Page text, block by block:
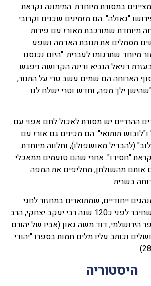
במסורת מיוחדת. המימונה נקראת
"גאולה". הם מזמינים שכנים וקרובי
שמורכבת מאורז עם פירות
מסמלים את תנובת האדמה ושפע
שתרגומו לעברית: "היום נכנסנו
דניאל הנביא ודינה הקדושה ניפגש
הארוחה הם שמים עשב טרי על התנור,
ילך מפה, וחדש וטרי ישלח לנו
ההרריים יש מסורת לאכול לחם אפוי עם
תותואי". הם מכינים גם אורז עם
(להבדיל מאושפולו), וחלווה מיוחדת
"חסידו". אחרי שהם טועמים ממאכלי
מהשולחן, מחליפים את המפה
בשרית.
ייחודיים, שמתוארים במחזור לחגי
תשרי "אהלי יעקב", שחיבר לפני כ120 שנה רבי יעקב יצחקי, הרב
דוד משה גאון (אביו של יהורם
וכותב עליו מלים חמות בספרו "יהודי
היסטוריה